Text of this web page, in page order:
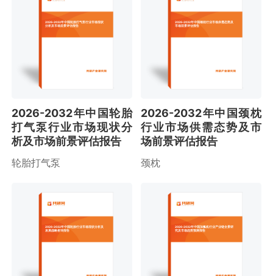
2026-2032年中国轮胎打气泵行业市场现状
分析及市场前景评估报告
2026-2032年中国轮胎
打气泵行业市场现状分
析及市场前景评估报告
轮胎打气泵
2026-2032年中国颈枕行业市场供需态势及
市场前景评估报告
2026-2032年中国颈枕
行业市场供需态势及市
场前景评估报告
颈枕
2026-2032年中国轮胎行业市场现状分析及
发展战略咨询报告
2026-2032年中国加氟机行业产业链全景研
究及市场趋势预测报告